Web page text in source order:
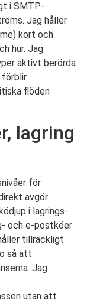
i SMTP-
Jag håller
kort och
hur. Jag
aktivt berörda
förblir
flöden
lagring
för
avgör
i lagrings-
och e-postköer
tillräckligt
så att
Jag
utan att